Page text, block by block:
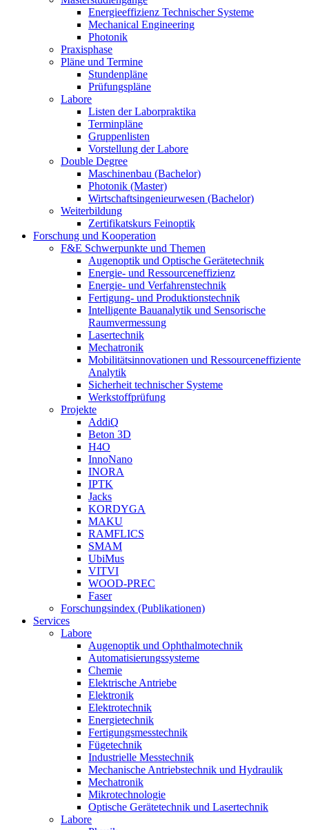
Energieeffizienz Technischer Systeme
Mechanical Engineering
Photonik
Praxisphase
Pläne und Termine
Stundenpläne
Prüfungspläne
Labore
Listen der Laborpraktika
Terminpläne
Gruppenlisten
Vorstellung der Labore
Double Degree
Maschinenbau (Bachelor)
Photonik (Master)
Wirtschaftsingenieurwesen (Bachelor)
Weiterbildung
Zertifikatskurs Feinoptik
Forschung und Kooperation
F&E Schwerpunkte und Themen
Augenoptik und Optische Gerätetechnik
Energie- und Ressourceneffizienz
Energie- und Verfahrenstechnik
Fertigung- und Produktionstechnik
Intelligente Bauanalytik und Sensorische
Raumvermessung
Lasertechnik
Mechatronik
Mobilitätsinnovationen und Ressourceneffiziente
Analytik
Sicherheit technischer Systeme
Werkstoffprüfung
Projekte
AddiQ
Beton 3D
H4O
InnoNano
INORA
IPTK
Jacks
KORDYGA
MAKU
RAMFLICS
SMAM
UbiMus
VITVI
WOOD-PREC
Faser
Forschungsindex (Publikationen)
Services
Labore
Augenoptik und Ophthalmotechnik
Automatisierungssysteme
Chemie
Elektrische Antriebe
Elektronik
Elektrotechnik
Energietechnik
Fertigungsmesstechnik
Fügetechnik
Industrielle Messtechnik
Mechanische Antriebstechnik und Hydraulik
Mechatronik
Mikrotechnologie
Optische Gerätetechnik und Lasertechnik
Labore